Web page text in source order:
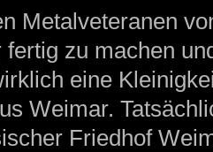
Metalveteranen
fertig zu machen
eine
Weimar.
Friedhof